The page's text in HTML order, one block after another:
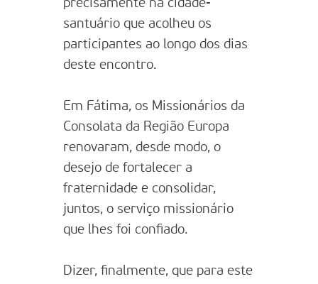
precisamente na cidade-
santuário que acolheu os
participantes ao longo dos dias
deste encontro.
Em Fátima, os Missionários da
Consolata da Região Europa
renovaram, desde modo, o
desejo de fortalecer a
fraternidade e consolidar,
juntos, o serviço missionário
que lhes foi confiado.
Dizer, finalmente, que para este